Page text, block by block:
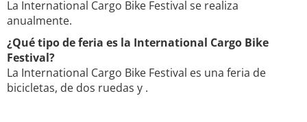
La International Cargo Bike Festival se realiza
anualmente.
¿Qué tipo de feria es la International Cargo Bike
Festival?
La International Cargo Bike Festival es una feria de
bicicletas, de dos ruedas y .